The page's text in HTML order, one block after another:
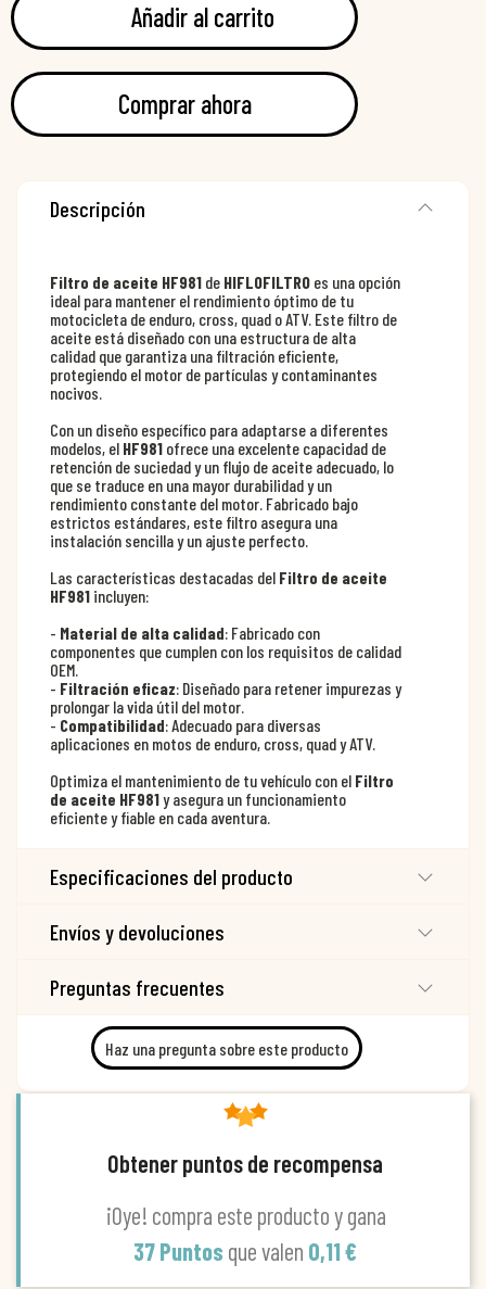
Añadir al carrito
Comprar ahora
Descripción
Filtro de aceite HF981 de HIFLOFILTRO es una opción
ideal para mantener el rendimiento óptimo de tu
motocicleta de enduro, cross, quad o ATV. Este filtro de
aceite está diseñado con una estructura de alta
calidad que garantiza una filtración eficiente,
protegiendo el motor de partículas y contaminantes
nocivos.
Con un diseño específico para adaptarse a diferentes
modelos, el HF981 ofrece una excelente capacidad de
retención de suciedad y un flujo de aceite adecuado, lo
que se traduce en una mayor durabilidad y un
rendimiento constante del motor. Fabricado bajo
estrictos estándares, este filtro asegura una
instalación sencilla y un ajuste perfecto.
Las características destacadas del Filtro de aceite
HF981 incluyen:
- Material de alta calidad: Fabricado con
componentes que cumplen con los requisitos de calidad
OEM.
- Filtración eficaz: Diseñado para retener impurezas y
prolongar la vida útil del motor.
- Compatibilidad: Adecuado para diversas
aplicaciones en motos de enduro, cross, quad y ATV.
Optimiza el mantenimiento de tu vehículo con el Filtro
de aceite HF981y asegura un funcionamiento
eficiente y fiable en cada aventura.
Especificaciones del producto
Envíos y devoluciones
Preguntas frecuentes
Haz una pregunta sobre este producto
Obtener puntos de recompensa
¡Oye! compra este producto y gana
37 Puntos que valen 0,11 €